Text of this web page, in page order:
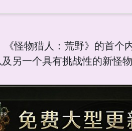
怪物猎人：荒野》的首个
另一个具有挑战性的新怪物